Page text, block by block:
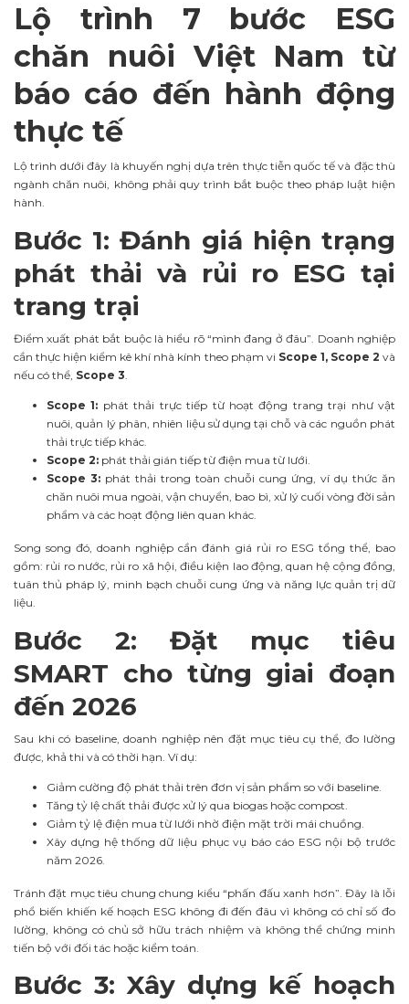
Lộ trình 7 bước ESG
chăn nuôi Việt Nam từ
báo cáo đến hành động
thực tế
Lộ trình dưới đây là khuyến nghị dựa trên thực tiễn quốc tế và đặc thù
ngành chăn nuôi, không phải quy trình bắt buộc theo pháp luật hiện
hành.
Bước 1: Đánh giá hiện trạng
phát thải và rủi ro ESG tại
trang trại
Điểm xuất phát bắt buộc là hiểu rõ “mình đang ở đâu”. Doanh nghiệp
cần thực hiện kiểm kê khí nhà kính theo phạm vi Scope 1, Scope 2 và
nếu có thể, Scope 3.
Scope 1: phát thải trực tiếp từ hoạt động trang trại như vật
nuôi, quản lý phân, nhiên liệu sử dụng tại chỗ và các nguồn phát
thải trực tiếp khác.
Scope 2: phát thải gián tiếp từ điện mua từ lưới.
Scope 3: phát thải trong toàn chuỗi cung ứng, ví dụ thức ăn
chăn nuôi mua ngoài, vận chuyển, bao bì, xử lý cuối vòng đời sản
phẩm và các hoạt động liên quan khác.
Song song đó, doanh nghiệp cần đánh giá rủi ro ESG tổng thể, bao
gồm: rủi ro nước, rủi ro xã hội, điều kiện lao động, quan hệ cộng đồng,
tuân thủ pháp lý, minh bạch chuỗi cung ứng và năng lực quản trị dữ
liệu.
Bước 2: Đặt mục tiêu
SMART cho từng giai đoạn
đến 2026
Sau khi có baseline, doanh nghiệp nên đặt mục tiêu cụ thể, đo lường
được, khả thi và có thời hạn. Ví dụ:
Giảm cường độ phát thải trên đơn vị sản phẩm so với baseline.
Tăng tỷ lệ chất thải được xử lý qua biogas hoặc compost.
Giảm tỷ lệ điện mua từ lưới nhờ điện mặt trời mái chuồng.
Xây dựng hệ thống dữ liệu phục vụ báo cáo ESG nội bộ trước
năm 2026.
Tránh đặt mục tiêu chung chung kiểu “phấn đấu xanh hơn”. Đây là lỗi
phổ biến khiến kế hoạch ESG không đi đến đâu vì không có chỉ số đo
lường, không có chủ sở hữu trách nhiệm và không thể chứng minh
tiến bộ với đối tác hoặc kiểm toán.
Bước 3: Xây dựng kế hoạch